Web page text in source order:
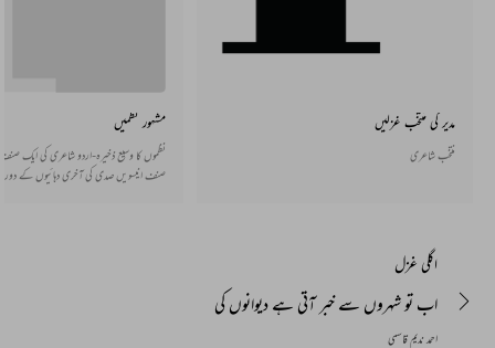
مدیر کی منتخب غزلیں
منتخب شاعری
مشہور نظمیں
نظموں کا وسیع ذخیرہ-اردو شاعری کی ایک
صنف انیسویں صدی کی آخری دہائیوں کے
اگلی غزل
اب تو شہروں سے خبر آتی ہے دیوانوں کی
احمد ندیم قاسمی